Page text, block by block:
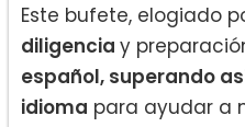
Este bufete, elogiado
diligencia y
español, superando
idioma para ayudar a